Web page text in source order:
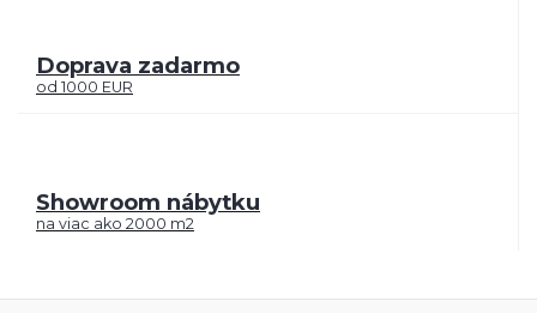
Doprava zadarmo
od 1000 EUR
Showroom nábytku
na viac ako 2000 m2